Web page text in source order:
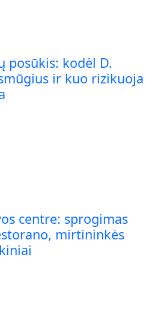
posūkis: kodėl D.
ir kuo rizikuoja
centre: sprogimas
mirtininkės